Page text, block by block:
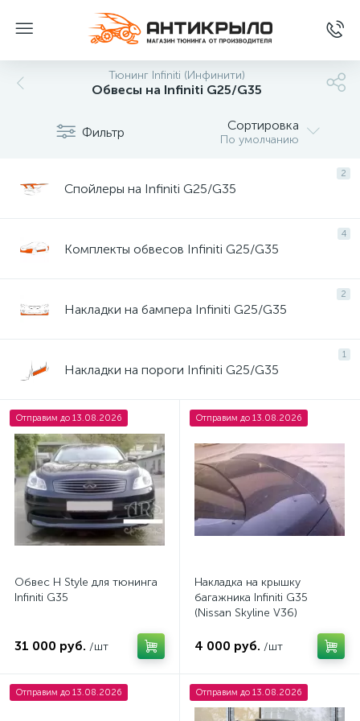
Тюнинг Infiniti (Инфинити)
Обвесы на Infiniti G25/G35
Фильтр Сортировка
По умолчанию
2
Спойлеры на Infiniti G25/G35
4
Комплекты обвесов Infiniti G25/G35
2
Накладки на бампера Infiniti G25/G35
1
Накладки на пороги Infiniti G25/G35
Отправим до 13.08.2026
Обвес H Style для тюнинга
Infiniti G35
31 000 руб. /шт
Отправим до 13.08.2026
Накладка на крышку
багажника Infiniti G35
(Nissan Skyline V36)
4 000 руб. /шт
Отправим до 13.08.2026 Отправим до 13.08.2026